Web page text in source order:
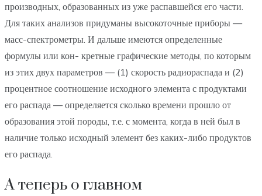
производных, образованных из уже распавшейся его части.
Для таких анализов придуманы высокоточные приборы —
масс-спектрометры. И дальше имеются определенные
формулы или кон- кретные графические методы, по которым
из этих двух параметров — (1) скорость радиораспада и (2)
процентное соотношение исходного элемента с продуктами
его распада — определяется сколько времени прошло от
образования этой породы, т.е. с момента, когда в ней был в
наличие только исходный элемент без каких-либо продуктов
его распада.
А теперь о главном